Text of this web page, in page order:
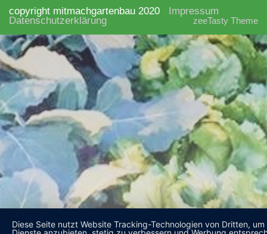
copyright mitmachgartenbau 2020
Impressum
Datenschutzerklärung
zeeTasty Theme
Diese Seite nutzt Website Tracking-Technologien von Dritten, um